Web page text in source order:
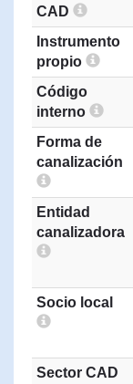
CAD
Instrumento
propio
Código
interno
Forma de
canalización
Entidad
canalizadora
Socio local
Sector CAD